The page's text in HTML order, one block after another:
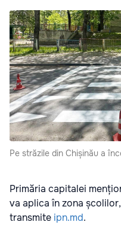
Pe străzile din Chișinău a
Primăria capitalei
va aplica în zona
transmite ipn.md.